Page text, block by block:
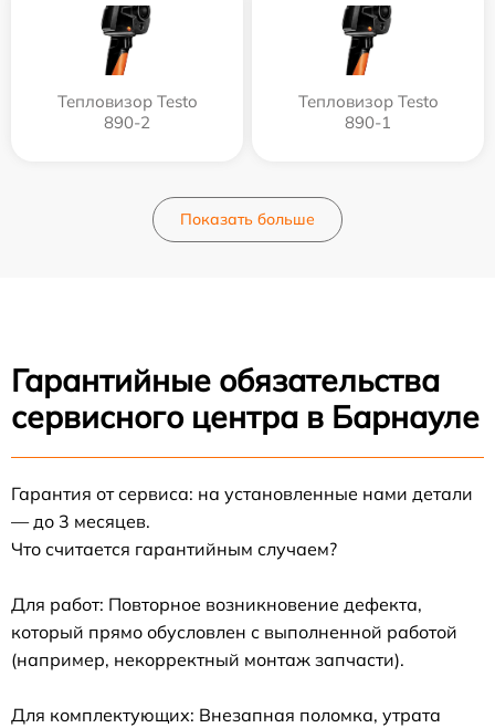
Тепловизор Testo
890-2
Тепловизор Testo
890-1
Показать больше
Гарантийные обязательства
сервисного центра в Барнауле
Гарантия от сервиса: на установленные нами детали
— до 3 месяцев.
Что считается гарантийным случаем?
Для работ: Повторное возникновение дефекта,
который прямо обусловлен с выполненной работой
(например, некорректный монтаж запчасти).
Для комплектующих: Внезапная поломка, утрата